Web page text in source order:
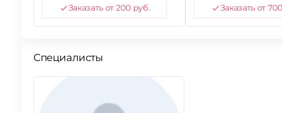
Заказать от 200 руб. Заказать от
Специалисты